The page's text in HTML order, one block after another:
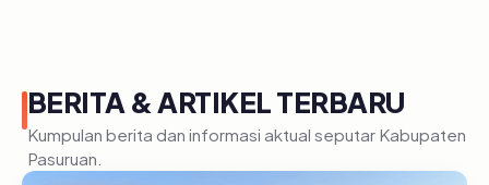
BERITA & ARTIKEL TERBARU
Kumpulan berita dan informasi aktual seputar Kabupaten
Pasuruan.